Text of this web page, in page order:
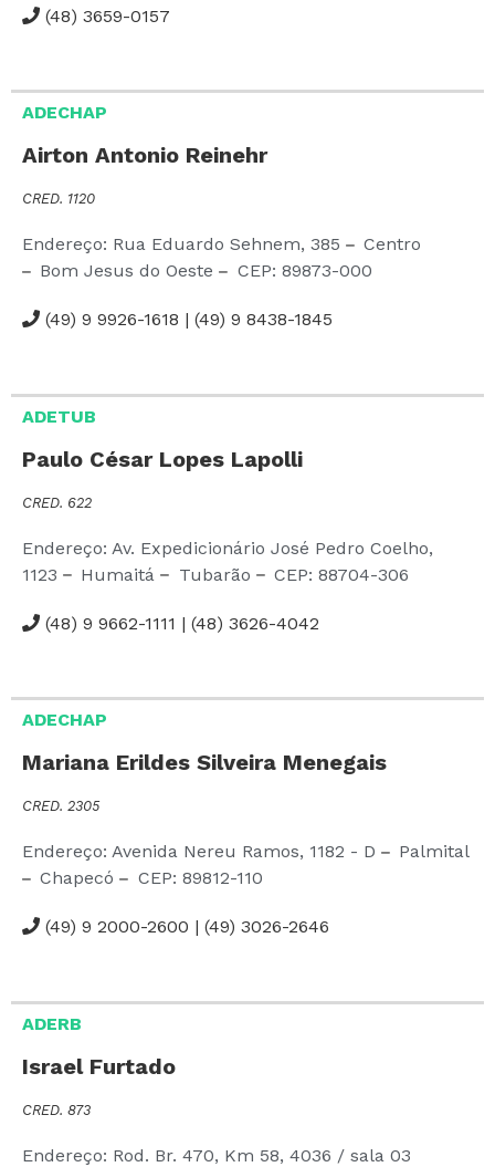
(48) 3659-0157
ADECHAP
Airton Antonio Reinehr
CRED. 1120
Endereço: Rua Eduardo Sehnem, 385
Centro
Bom Jesus do Oeste
CEP: 89873-000
(49) 9 9926-1618 | (49) 9 8438-1845
ADETUB
Paulo César Lopes Lapolli
CRED. 622
Endereço: Av. Expedicionário José Pedro Coelho,
1123
Humaitá Tubarão CEP: 88704-306
(48) 9 9662-1111 | (48) 3626-4042
ADECHAP
Mariana Erildes Silveira Menegais
CRED. 2305
Endereço: Avenida Nereu Ramos, 1182 - D
Palmital
Chapecó
CEP: 89812-110
(49) 9 2000-2600 | (49) 3026-2646
ADERB
Israel Furtado
CRED. 873
Endereço: Rod. Br. 470, Km 58, 4036 / sala 03